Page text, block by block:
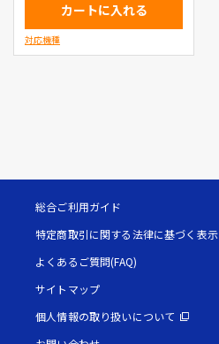
カートに入れる
対応機種
総合ご利用ガイド
特定商取引に関する法律に基づく表示
よくあるご質問(FAQ)
サイトマップ
個人情報の取り扱いについて